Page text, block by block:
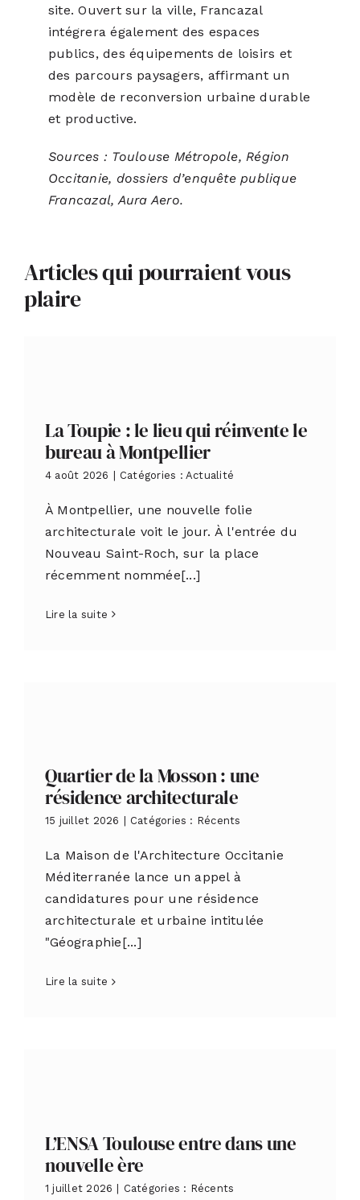
site. Ouvert sur la ville, Francazal
intégrera également des espaces
publics, des équipements de loisirs et
des parcours paysagers, affirmant un
modèle de reconversion urbaine durable
et productive.
Sources : Toulouse Métropole, Région
Occitanie, dossiers d’enquête publique
Francazal, Aura Aero.
Articles qui pourraient vous
plaire
La Toupie : le lieu qui réinvente le
bureau à Montpellier
4 août 2026 Catégories : Actualité
À Montpellier, une nouvelle folie
architecturale voit le jour. À l'entrée du
Nouveau Saint-Roch, sur la place
récemment nommée[...]
Lire la suite
Quartier de la Mosson : une
résidence architecturale
15 juillet 2026 Catégories : Récents
La Maison de l'Architecture Occitanie
Méditerranée lance un appel à
candidatures pour une résidence
architecturale et urbaine intitulée
"Géographie[...]
Lire la suite
L’ENSA Toulouse entre dans une
nouvelle ère
1 juillet 2026 Catégories : Récents